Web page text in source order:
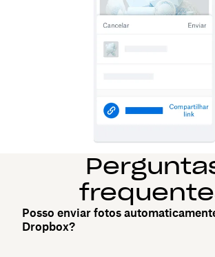
Posso enviar fotos
Dropbox?